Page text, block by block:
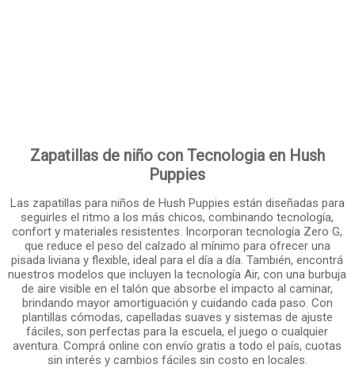
Zapatillas de niño con Tecnologia en Hush
Puppies
Las zapatillas para niños de Hush Puppies están diseñadas para
seguirles el ritmo a los más chicos, combinando tecnología,
confort y materiales resistentes. Incorporan tecnología Zero G,
que reduce el peso del calzado al mínimo para ofrecer una
pisada liviana y flexible, ideal para el día a día. También, encontrá
nuestros modelos que incluyen la tecnología Air, con una burbuja
de aire visible en el talón que absorbe el impacto al caminar,
brindando mayor amortiguación y cuidando cada paso. Con
plantillas cómodas, capelladas suaves y sistemas de ajuste
fáciles, son perfectas para la escuela, el juego o cualquier
aventura. Comprá online con envío gratis a todo el país, cuotas
sin interés y cambios fáciles sin costo en locales.